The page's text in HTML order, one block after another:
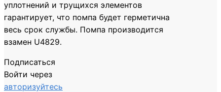
уплотнений и трущихся элементов
гарантирует, что помпа будет герметична
весь срок службы. Помпа производится
взамен U4829.
Подписаться
Войти через
авторизуйтесь